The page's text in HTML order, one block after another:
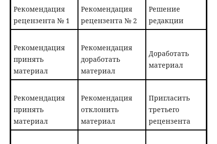
Рекомендация
рецензента № 1
Рекомендация
рецензента № 2
Решение
редакции
Рекомендация
принять
материал
Рекомендация
доработать
материал
Доработать
материал
Рекомендация
принять
материал
Рекомендация
отклонить
материал
Пригласить
третьего
рецензента